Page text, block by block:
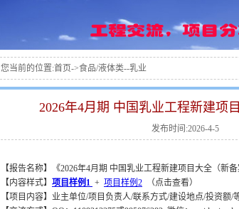
您当前的位置:首页->食品/液体类--乳业
2026年4月期 中国乳业工程新建项
发布时间:2026-4-5
【报告名称】《2026年4月期 中国乳业工程新建项目大全（新备
【内容样式】 项目样例1 + 项目样例2 （点击查看）
【项目内容】业主单位/项目负责人/联系方式/建设地点/投资额/